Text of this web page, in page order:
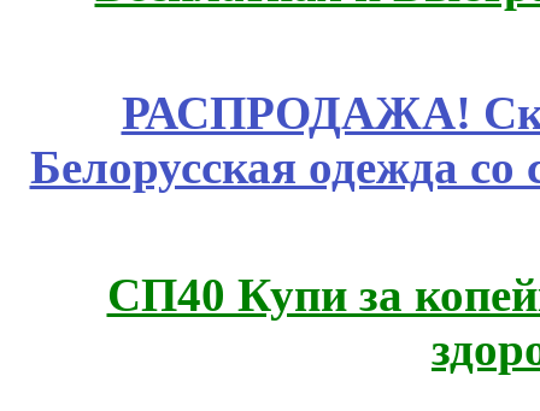
РАСПРОДАЖА!
Белорусская одежда
СП40 Купи за